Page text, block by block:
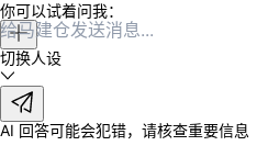
你可以试着问我：
切换人设
AI 回答可能会犯错，请核查重要信息